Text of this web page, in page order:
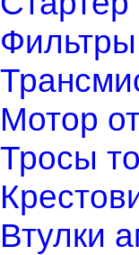
Мотор
Тросы
Втулки